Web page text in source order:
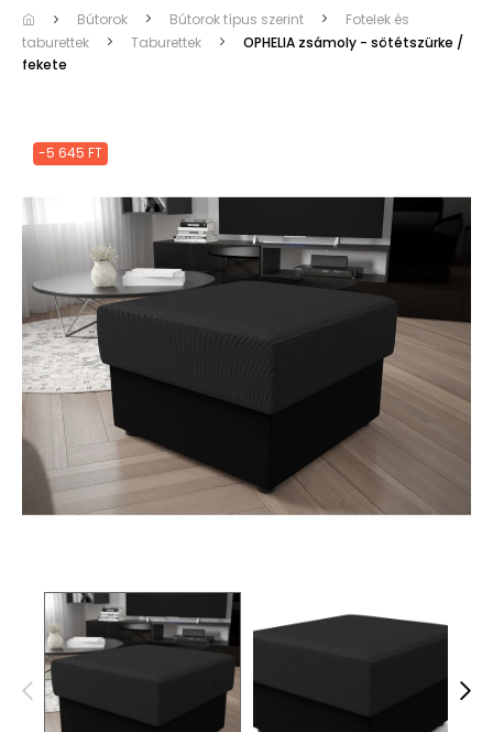
Bútorok Bútorok típus szerint
Fotelek és
taburettek
Taburettek
OPHELIA zsámoly - sötétszürke /
fekete
-5 645 FT